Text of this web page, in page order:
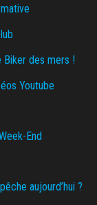
Biker des mers !
Youtube
End
aujourd’hui ?